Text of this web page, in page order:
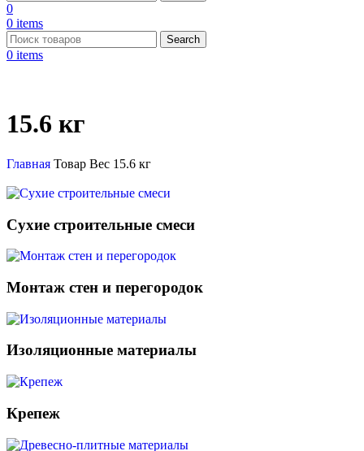
0
0 items
Search
0 items
15.6 кг
Главная Товар Вес 15.6 кг
Сухие строительные смеси
Монтаж стен и перегородок
Изоляционные материалы
Крепеж